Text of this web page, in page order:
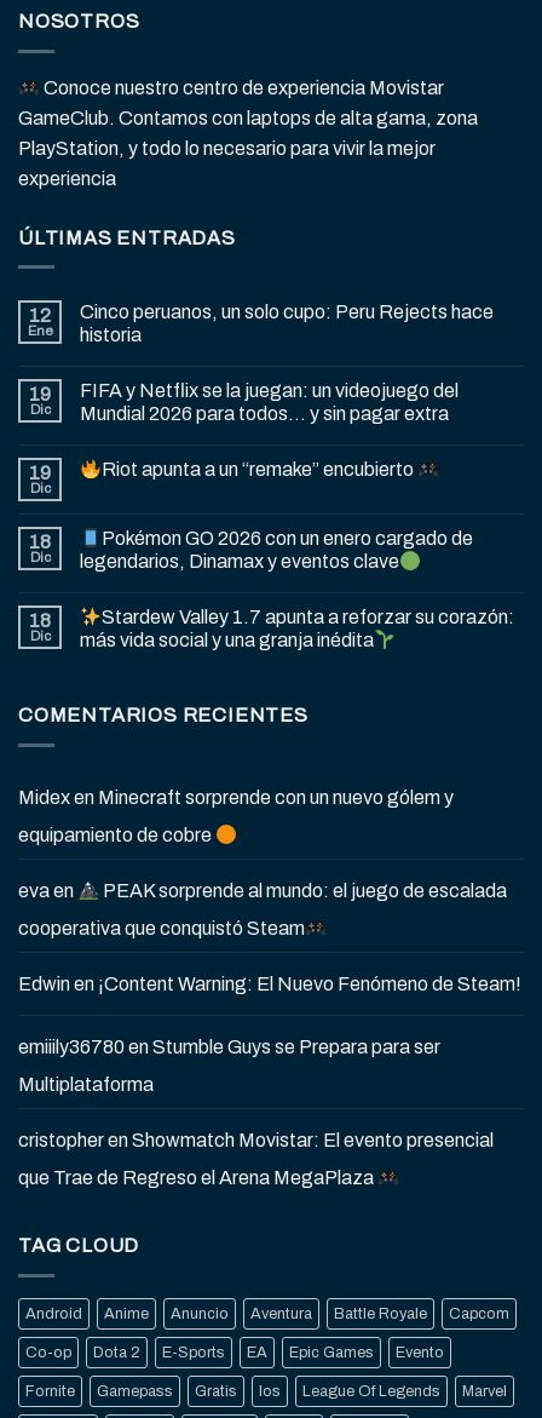
NOSOTROS
Conoce nuestro centro de experiencia Movistar
GameClub. Contamos con laptops de alta gama, zona
PlayStation, y todo lo necesario para vivir la mejor
experiencia
ÚLTIMAS ENTRADAS
12
Ene
Cinco peruanos, un solo cupo: Peru Rejects hace
historia
19
Dic
FIFA y Netflix se la juegan: un videojuego del
Mundial 2026 para todos… y sin pagar extra
19
Dic
Riot apunta a un “remake” encubierto
18
Dic
Pokémon GO 2026 con un enero cargado de
legendarios, Dinamax y eventos clave
18
Dic
Stardew Valley 1.7 apunta a reforzar su corazón:
más vida social y una granja inédita
COMENTARIOS RECIENTES
Midexen Minecraft sorprende con un nuevo gólem y
equipamiento de cobre
evaen
PEAK sorprende al mundo: el juego de escalada
cooperativa que conquistó Steam
Edwinen ¡Content Warning: El Nuevo Fenómeno de Steam!
emiiily36780enStumble Guys se Prepara para ser
Multiplataforma
cristopherenShowmatch Movistar: El evento presencial
que Trae de Regreso el Arena MegaPlaza
TAG CLOUD
Android Anime Anuncio Aventura Battle Royale Capcom
Co-op Dota 2 E-Sports EA Epic Games Evento
Fornite Gamepass Gratis Ios League Of Legends Marvel